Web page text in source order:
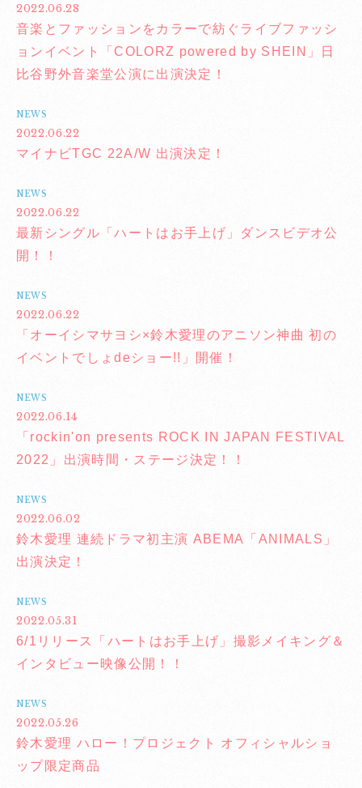
2022.06.28
音楽とファッションをカラーで紡ぐライブファッシ
ョンイベント「COLORZ powered by SHEIN」日
比谷野外音楽堂公演に出演決定！
NEWS
2022.06.22
マイナビTGC 22A/W 出演決定！
NEWS
2022.06.22
最新シングル「ハートはお手上げ」ダンスビデオ公
開！！
NEWS
2022.06.22
「オーイシマサヨシ×鈴木愛理のアニソン神曲 初の
イベントでしょdeショー!!」開催！
NEWS
2022.06.14
「rockin'on presents ROCK IN JAPAN FESTIVAL
2022」出演時間・ステージ決定！！
NEWS
2022.06.02
鈴木愛理 連続ドラマ初主演 ABEMA「ANIMALS」
出演決定！
NEWS
2022.05.31
6/1リリース「ハートはお手上げ」撮影メイキング＆
インタビュー映像公開！！
NEWS
2022.05.26
鈴木愛理 ハロー！プロジェクト オフィシャルショ
ップ限定商品